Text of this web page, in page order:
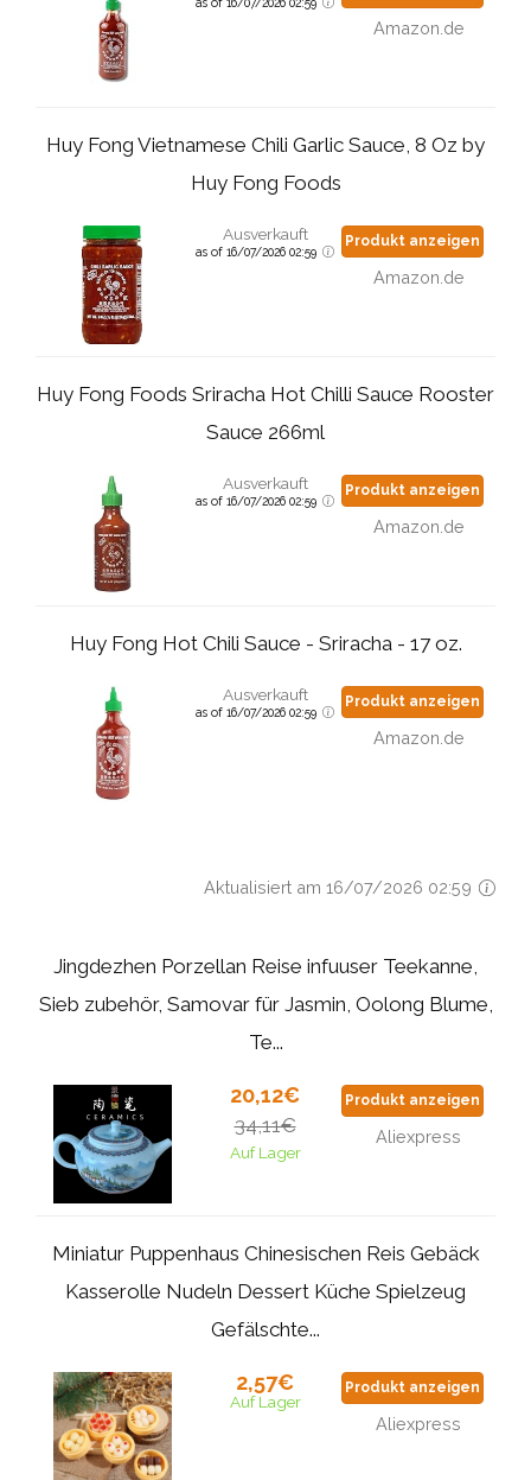
Amazon.de
Huy Fong Vietnamese Chili Garlic Sauce, 8 Oz by
Huy Fong Foods
Ausverkauft
as of 16/07/2026 02:59
Produkt anzeigen
Amazon.de
Huy Fong Foods Sriracha Hot Chilli Sauce Rooster
Sauce 266ml
Ausverkauft
as of 16/07/2026 02:59
Produkt anzeigen
Amazon.de
Huy Fong Hot Chili Sauce - Sriracha - 17 oz.
Ausverkauft
as of 16/07/2026 02:59
Produkt anzeigen
Amazon.de
Aktualisiert am 16/07/2026 02:59
Jingdezhen Porzellan Reise infuuser Teekanne,
Sieb zubehör, Samovar für Jasmin, Oolong Blume,
Te...
20,12€
34,11€
Auf Lager
Produkt anzeigen
Aliexpress
Miniatur Puppenhaus Chinesischen Reis Gebäck
Kasserolle Nudeln Dessert Küche Spielzeug
Gefälschte...
2,57€
Auf Lager
Produkt anzeigen
Aliexpress